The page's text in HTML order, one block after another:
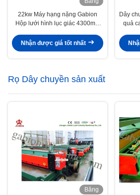
hình
22kw Máy ​​hạng nặng Gabion
Hộp lưới hình lục giác 4300mm
Nhận được giá tốt nhất
Dây
quả
Rọ Dây chuyền sản xuất
Băng